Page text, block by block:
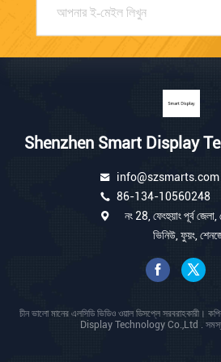
Shenzhen Smart Display
info@szsmarts.com
86-134-10560248
নং 28, ফেংহুয়াং পূর্ব জেলা,
ভিনিউ, ফুয়ং,
চীন ভালো মানের এলসিডি ভিডিও ওয়াল ডিসপ্লে
Display Technology Co.,Ltd . সমস্ত